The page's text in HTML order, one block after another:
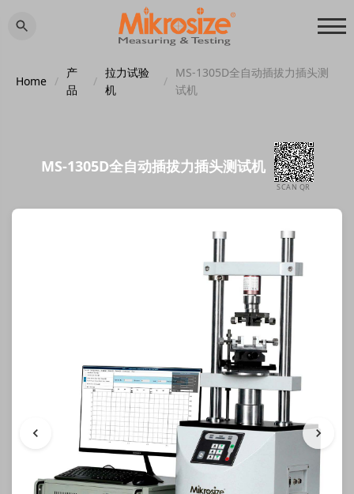
Home /
产
品
/
拉力试验
机
/
MS-1305D全自动插拔力插头测
试机
MS-1305D全自动插拔力插头测试机
SCAN QR